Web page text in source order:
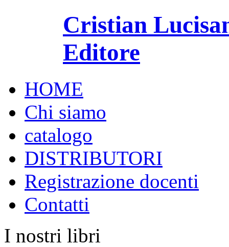
Cristian
Editore
HOME
Chi siamo
catalogo
DISTRIBUTORI
Registrazione docenti
Contatti
I nostri libri